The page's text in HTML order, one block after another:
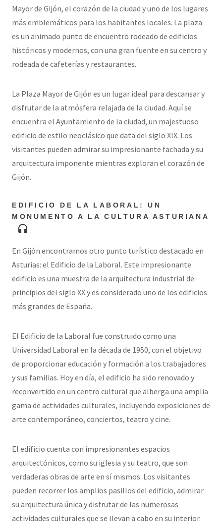
Mayor de Gijón, el corazón de la ciudad y uno de los lugares
más emblemáticos para los habitantes locales. La plaza
es un animado punto de encuentro rodeado de edificios
históricos y modernos, con una gran fuente en su centro y
rodeada de cafeterías y restaurantes.
La Plaza Mayor de Gijón es un lugar ideal para descansar y
disfrutar de la atmósfera relajada de la ciudad. Aquí se
encuentra el Ayuntamiento de la ciudad, un majestuoso
edificio de estilo neoclásico que data del siglo XIX. Los
visitantes pueden admirar su impresionante fachada y su
arquitectura imponente mientras exploran el corazón de
Gijón.
EDIFICIO DE LA LABORAL: UN
MONUMENTO A LA CULTURA ASTURIANA
headphones
En Gijón encontramos otro punto turístico destacado en
Asturias: el Edificio de la Laboral. Este impresionante
edificio es una muestra de la arquitectura industrial de
principios del siglo XX y es considerado uno de los edificios
más grandes de España.
El Edificio de la Laboral fue construido como una
Universidad Laboral en la década de 1950, con el objetivo
de proporcionar educación y formación a los trabajadores
y sus familias. Hoy en día, el edificio ha sido renovado y
reconvertido en un centro cultural que alberga una amplia
gama de actividades culturales, incluyendo exposiciones de
arte contemporáneo, conciertos, teatro y cine.
El edificio cuenta con impresionantes espacios
arquitectónicos, como su iglesia y su teatro, que son
verdaderas obras de arte en sí mismos. Los visitantes
pueden recorrer los amplios pasillos del edificio, admirar
su arquitectura única y disfrutar de las numerosas
actividades culturales que se llevan a cabo en su interior.